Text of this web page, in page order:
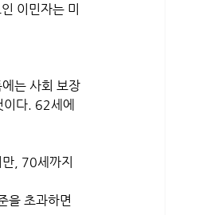
이민자는 미
는 사회 보장
다. 62세에
, 70세까지
을 초과하면